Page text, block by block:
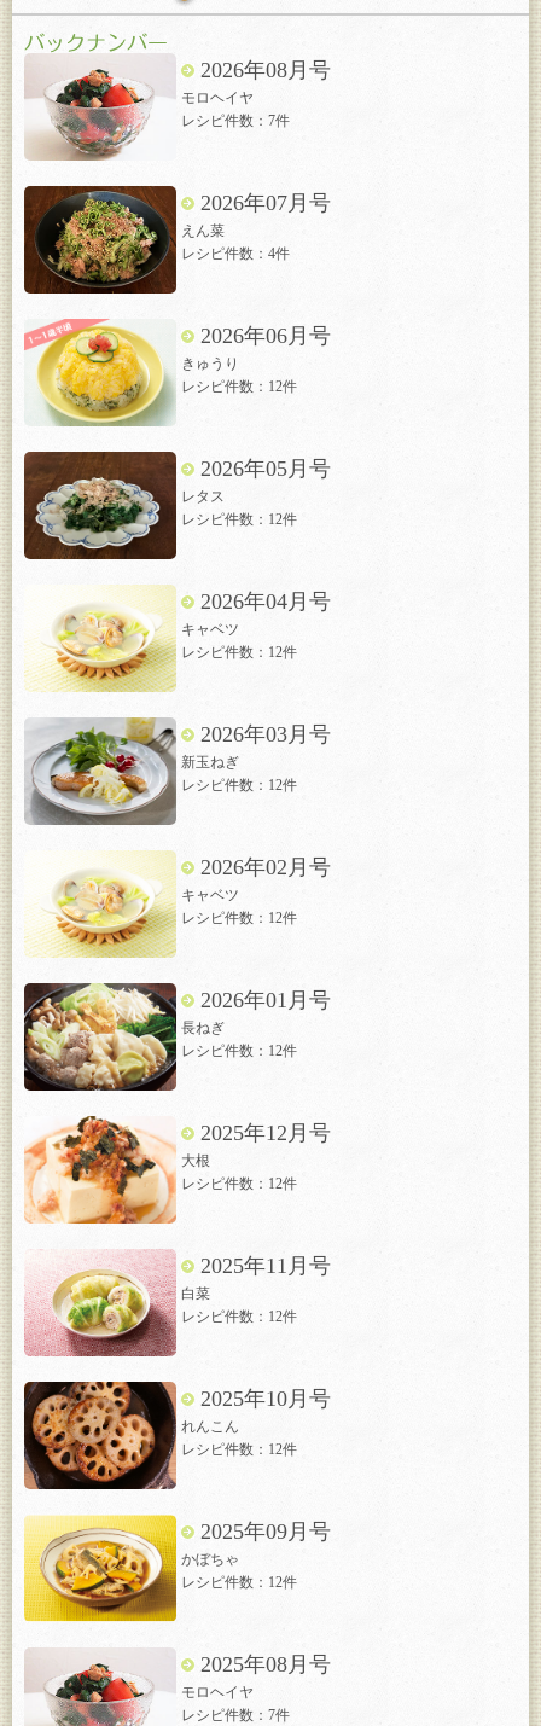
2026年08月号
モロヘイヤ
レシピ件数：7件
2026年07月号
えん菜
レシピ件数：4件
2026年06月号
きゅうり
レシピ件数：12件
2026年05月号
レタス
レシピ件数：12件
2026年04月号
キャベツ
レシピ件数：12件
2026年03月号
新玉ねぎ
レシピ件数：12件
2026年02月号
キャベツ
レシピ件数：12件
2026年01月号
長ねぎ
レシピ件数：12件
2025年12月号
大根
レシピ件数：12件
2025年11月号
白菜
レシピ件数：12件
2025年10月号
れんこん
レシピ件数：12件
2025年09月号
かぼちゃ
レシピ件数：12件
2025年08月号
モロヘイヤ
レシピ件数：7件